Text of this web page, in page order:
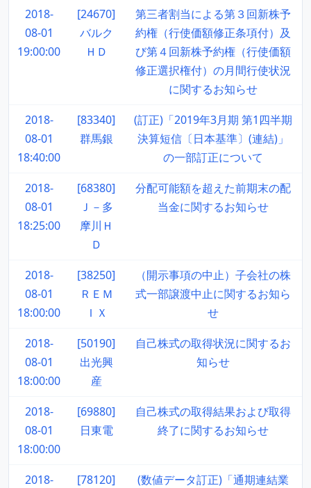
2018-
08-01
19:00:00
[24670]
バルク
ＨＤ
第三者割当による第３回新株予
約権（行使価額修正条項付）及
び第４回新株予約権（行使価額
修正選択権付）の月間行使状況
に関するお知らせ
2018-
08-01
18:40:00
[83340]
群馬銀
(訂正)「2019年3月期 第1四半期
決算短信〔日本基準〕(連結)」
の一部訂正について
2018-
08-01
18:25:00
[68380]
Ｊ－多
摩川Ｈ
Ｄ
分配可能額を超えた前期末の配
当金に関するお知らせ
2018-
08-01
18:00:00
[38250]
ＲＥＭ
ＩＸ
（開示事項の中止）子会社の株
式一部譲渡中止に関するお知ら
せ
2018-
08-01
18:00:00
[50190]
出光興
産
自己株式の取得状況に関するお
知らせ
2018-
08-01
18:00:00
[69880]
日東電
自己株式の取得結果および取得
終了に関するお知らせ
2018-
[78120]
(数値データ訂正)「通期連結業